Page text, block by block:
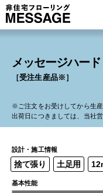
メッセージハー
［受注生産品※］
※ご注文をお受けしてから生産
出荷日につきましては、当社
設計・施工情報
捨て張り 土足用
基本性能